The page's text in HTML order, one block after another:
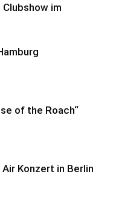
im
of the Roach“
Konzert in Berlin